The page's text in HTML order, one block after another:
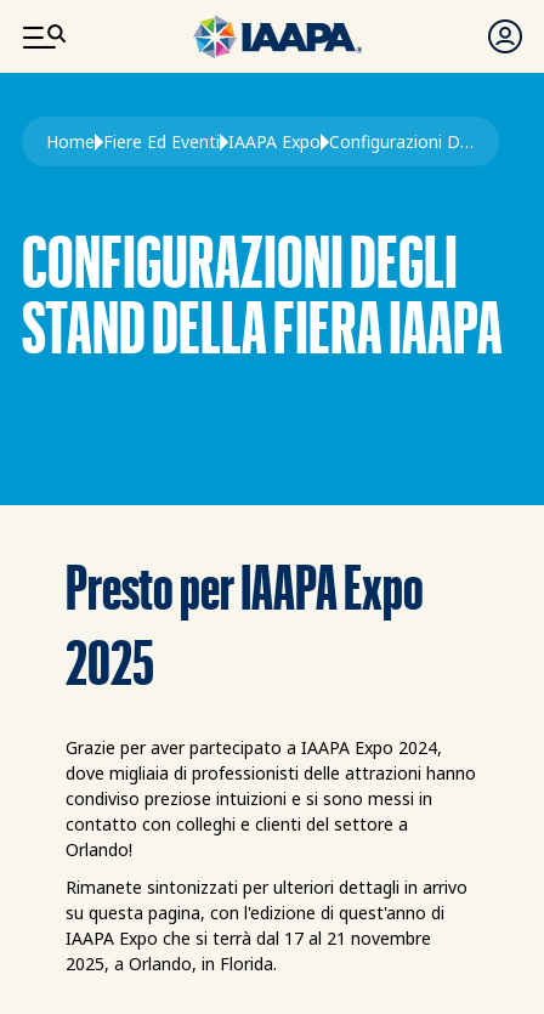
SALTA AL CONTENUTO PRINCIPALE
Briciole di pane
Home Fiere Ed Eventi IAAPA Expo Configurazioni Degli Stand Della Fiera IAAPA
CONFIGURAZIONI DEGLI
STAND DELLA FIERA IAAPA
Presto per IAAPA Expo
2025
Grazie per aver partecipato a IAAPA Expo 2024,
dove migliaia di professionisti delle attrazioni hanno
condiviso preziose intuizioni e si sono messi in
contatto con colleghi e clienti del settore a
Orlando!
Rimanete sintonizzati per ulteriori dettagli in arrivo
su questa pagina, con l'edizione di quest'anno di
IAAPA Expo che si terrà dal 17 al 21 novembre
2025, a Orlando, in Florida.